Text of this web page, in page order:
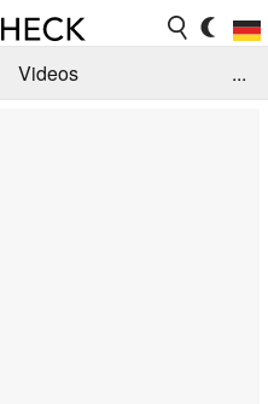
Videos
...